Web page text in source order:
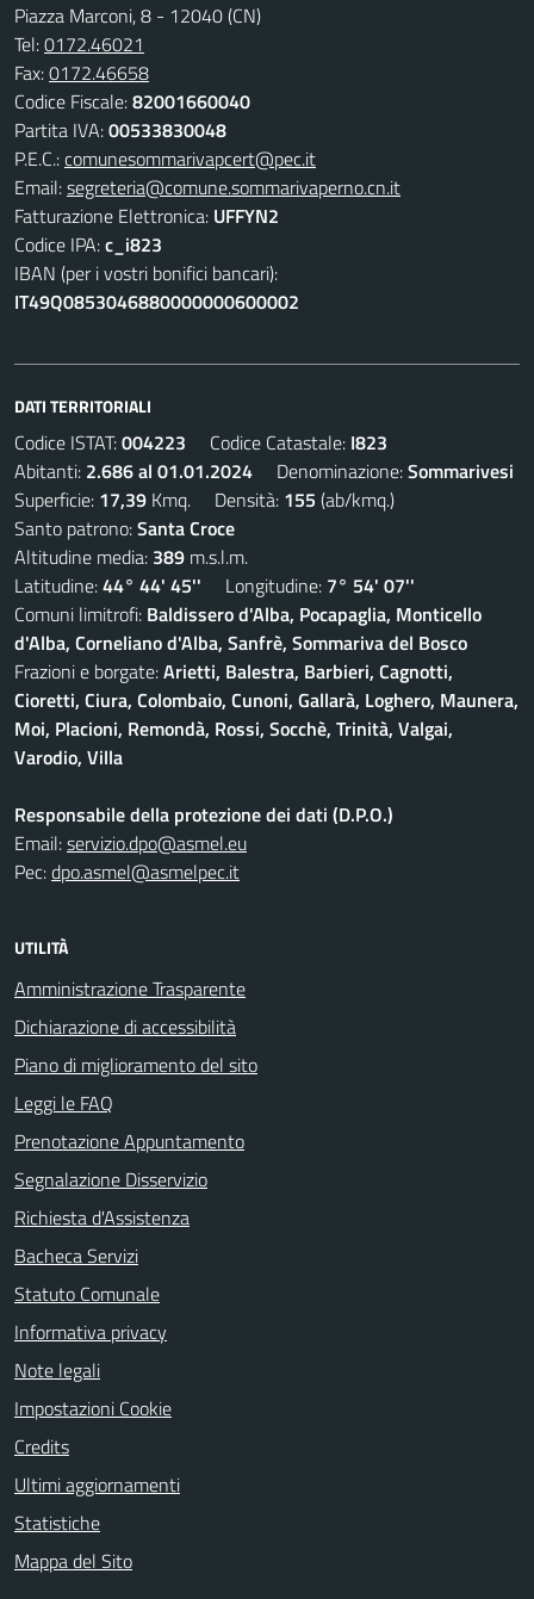
Piazza Marconi, 8 - 12040 (CN)
Tel:0172.46021
Fax:0172.46658
Codice Fiscale:82001660040
Partita IVA:00533830048
P.E.C.:comunesommarivapcert@pec.it
Email:segreteria@comune.sommarivaperno.cn.it
Fatturazione Elettronica: UFFYN2
Codice IPA:c_i823
IBAN (per i vostri bonifici bancari):
IT49Q0853046880000000600002
DATI TERRITORIALI
Codice ISTAT:004223 Codice Catastale: I823
Abitanti: 2.686 al 01.01.2024 Denominazione:Sommarivesi
Superficie: 17,39 Kmq. Densità: 155 (ab/kmq.)
Santo patrono:Santa Croce
Altitudine media: 389 m.s.l.m.
Latitudine:44° 44' 45'' Longitudine: 7° 54' 07''
Comuni limitrofi: Baldissero d'Alba, Pocapaglia, Monticello
d'Alba, Corneliano d'Alba, Sanfrè, Sommariva del Bosco
Frazioni e borgate:Arietti, Balestra, Barbieri, Cagnotti,
Cioretti, Ciura, Colombaio, Cunoni, Gallarà, Loghero, Maunera,
Moi, Placioni, Remondà, Rossi, Socchè, Trinità, Valgai,
Varodio, Villa
Responsabile della protezione dei dati (D.P.O.)
Email:servizio.dpo@asmel.eu
Pec:dpo.asmel@asmelpec.it
UTILITÀ
Amministrazione Trasparente
Dichiarazione di accessibilità
Piano di miglioramento del sito
Leggi le FAQ
Prenotazione Appuntamento
Segnalazione Disservizio
Richiesta d'Assistenza
Bacheca Servizi
Statuto Comunale
Informativa privacy
Note legali
Impostazioni Cookie
Credits
Ultimi aggiornamenti
Statistiche
Mappa del Sito